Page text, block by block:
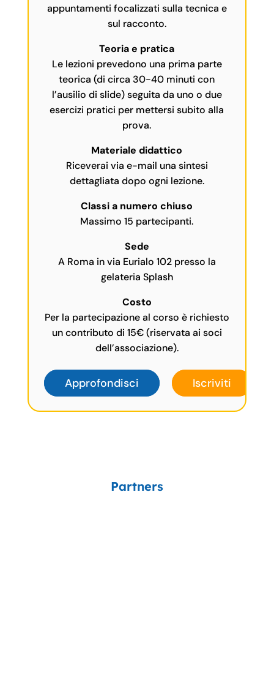
appuntamenti focalizzati sulla tecnica e
sul racconto.
Teoria e pratica
Le lezioni prevedono una prima parte
teorica (di circa 30-40 minuti con
l’ausilio di slide) seguita da uno o due
esercizi pratici per mettersi subito alla
prova.
Materiale didattico
Riceverai via e-mail una sintesi
dettagliata dopo ogni lezione.
Classi a numero chiuso
Massimo 15 partecipanti.
Sede
A Roma in via Eurialo 102 presso la
gelateria Splash
Costo
Per la partecipazione al corso è richiesto
un contributo di 15€ (riservata ai soci
dell’associazione).
Approfondisci Iscriviti
Partners